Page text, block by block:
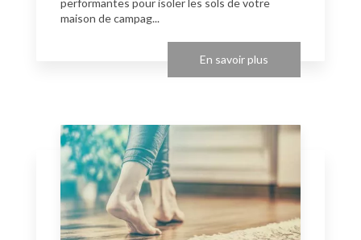
maison de campag...
En savoir plus